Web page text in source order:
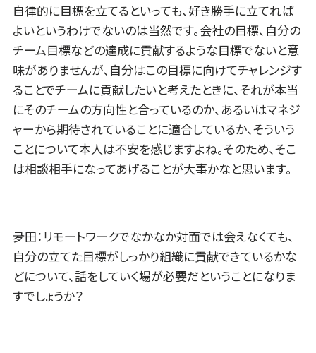
自律的に目標を立てるといっても、好き勝手に立てれば
よいというわけでないのは当然です。会社の目標、自分の
チーム目標などの達成に貢献するような目標でないと意
味がありませんが、自分はこの目標に向けてチャレンジす
ることでチームに貢献したいと考えたときに、それが本当
にそのチームの方向性と合っているのか、あるいはマネジ
ャーから期待されていることに適合しているか、そういう
ことについて本人は不安を感じますよね。そのため、そこ
は相談相手になってあげることが大事かなと思います。
夛田：リモートワークでなかなか対面では会えなくても、
自分の立てた目標がしっかり組織に貢献できているかな
どについて、話をしていく場が必要だということになりま
すでしょうか？